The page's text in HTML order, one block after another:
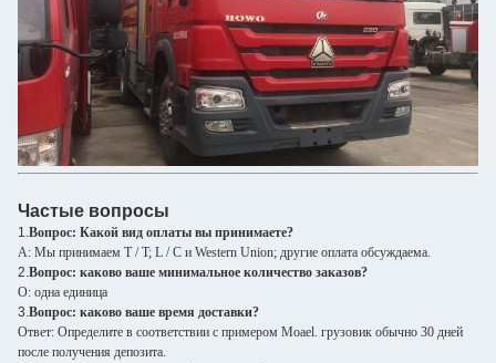
Частые вопросы
1.Вопрос: Какой вид оплаты вы принимаете?
A: Мы принимаем T / T; L / C и Western Union; другие оплата обсуждаема.
2.Вопрос: каково ваше минимальное количество заказов?
О: одна единица
3.Вопрос: каково ваше время доставки?
Ответ: Определите в соответствии с примером Moael. грузовик обычно 30 дней
после получения депозита.